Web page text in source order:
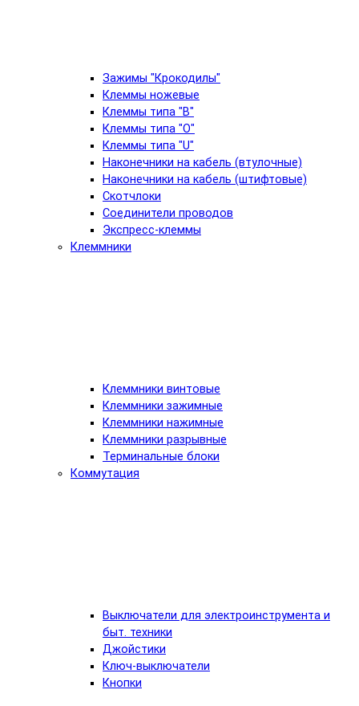
Зажимы "Крокодилы"
Клеммы ножевые
Клеммы типа "B"
Клеммы типа "O"
Клеммы типа "U"
Наконечники на кабель (втулочные)
Наконечники на кабель (штифтовые)
Скотчлоки
Соединители проводов
Экспресс-клеммы
Клеммники
Клеммники винтовые
Клеммники зажимные
Клеммники нажимные
Клеммники разрывные
Терминальные блоки
Коммутация
Выключатели для электроинструмента и
быт. техники
Джойстики
Ключ-выключатели
Кнопки